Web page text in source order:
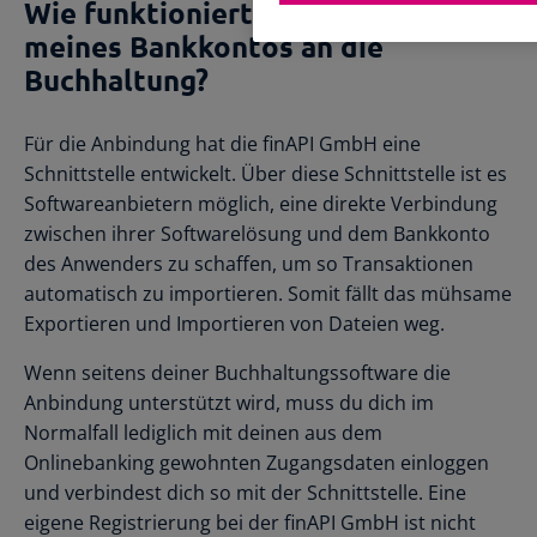
Wie funktioniert die Anbindung
meines Bankkontos an die
Buchhaltung?
Für die Anbindung hat die finAPI GmbH eine
Schnittstelle entwickelt. Über diese Schnittstelle ist es
Softwareanbietern möglich, eine direkte Verbindung
zwischen ihrer Softwarelösung und dem Bankkonto
des Anwenders zu schaffen, um so Transaktionen
automatisch zu importieren. Somit fällt das mühsame
Exportieren und Importieren von Dateien weg.
Wenn seitens deiner Buchhaltungssoftware die
Anbindung unterstützt wird, muss du dich im
Normalfall lediglich mit deinen aus dem
Onlinebanking gewohnten Zugangsdaten einloggen
und verbindest dich so mit der Schnittstelle. Eine
eigene Registrierung bei der finAPI GmbH ist nicht